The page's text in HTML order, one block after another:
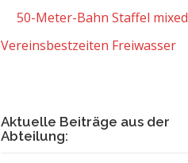
50-Meter-Bahn Staffel mixed
Vereinsbestzeiten Freiwasser
Aktuelle Beiträge aus der
Abteilung: